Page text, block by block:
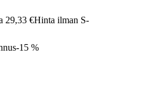
29,33 €Hinta ilman S-
-15 %